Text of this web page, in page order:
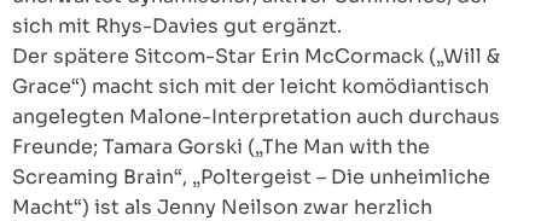
sich mit Rhys-Davies gut ergänzt.
Der spätere Sitcom-Star Erin McCormack („Will &
Grace“) macht sich mit der leicht komödiantisch
angelegten Malone-Interpretation auch durchaus
Freunde; Tamara Gorski („The Man with the
Screaming Brain“, „Poltergeist – Die unheimliche
Macht“) ist als Jenny Neilson zwar herzlich